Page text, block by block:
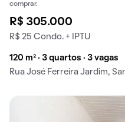
comprar.
R$ 305.000
R$ 25 Condo. + IPTU
120 m² · 3 quartos · 3 vagas
Rua José Ferreira Jardim,